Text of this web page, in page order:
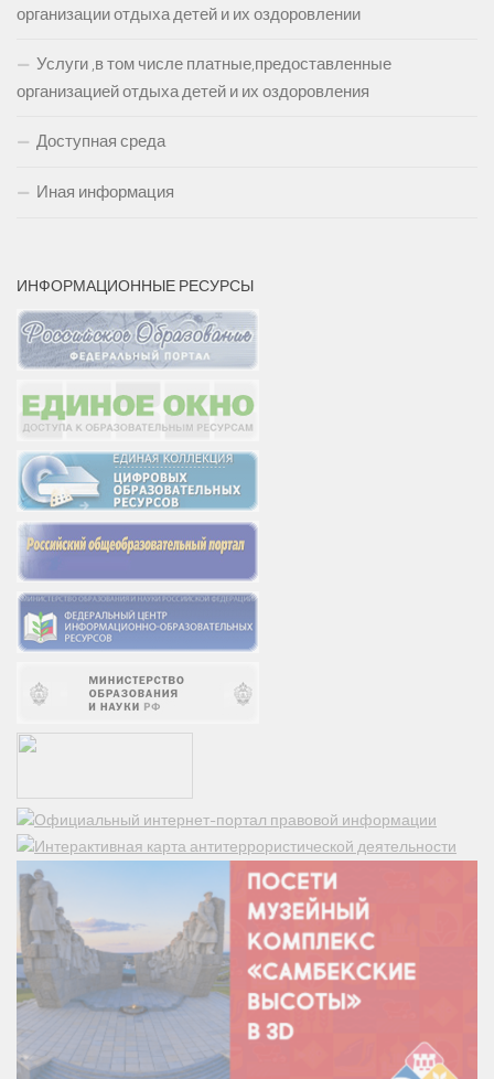
организации отдыха детей и их оздоровлении
Услуги ,в том числе платные,предоставленные
организацией отдыха детей и их оздоровления
Доступная среда
Иная информация
ИНФОРМАЦИОННЫЕ РЕСУРСЫ